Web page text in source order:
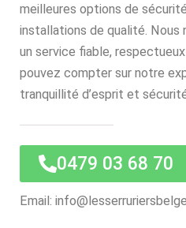
meilleures options de
installations de qualité. Nous
un service fiable,
pouvez compter sur notre
tranquillité d’esprit et
0479 03 68 70
Email: